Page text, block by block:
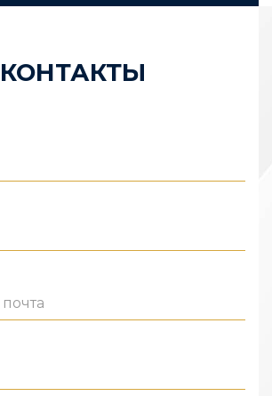
КОНТАКТЫ